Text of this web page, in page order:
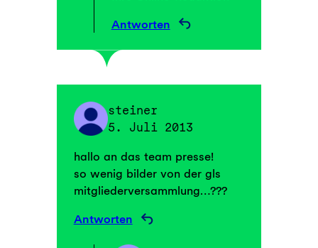
Antworten
steiner
5. Juli 2013
hallo an das team presse!
so wenig bilder von der gls
mitgliederversammlung…???
Antworten